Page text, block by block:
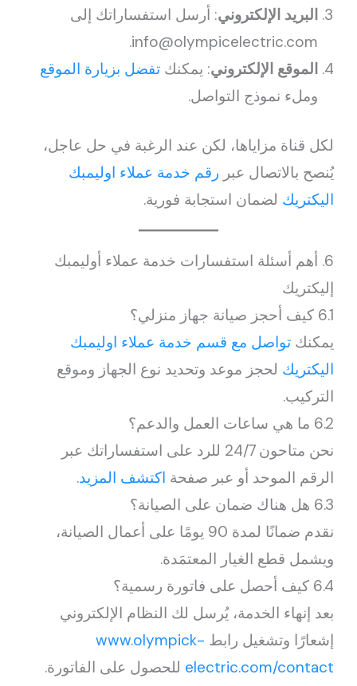
البريد الإلكتروني: أرسل استفساراتك إلى
info@olympicelectric.com.
الموقع الإلكتروني: يمكنكتفضل بزيارة الموقع
وملء نموذج التواصل.
لكل قناة مزاياها، لكن عند الرغبة في حل عاجل،
يُنصح بالاتصال عبر رقم خدمة عملاء اوليمبك
اليكتريك لضمان استجابة فورية.
6. أهم أسئلة استفسارات خدمة عملاء أوليمبك
إليكتريك
6.1 كيف أحجز صيانة جهاز منزلي؟
يمكنكتواصل مع قسم خدمة عملاء اوليمبك
اليكتريك لحجز موعد وتحديد نوع الجهاز وموقع
التركيب.
6.2 ما هي ساعات العمل والدعم؟
نحن متاحون 24/7 للرد على استفساراتك عبر
الرقم الموحد أو عبر صفحة اكتشف المزيد.
6.3 هل هناك ضمان على الصيانة؟
نقدم ضمانًا لمدة 90 يومًا على أعمال الصيانة،
ويشمل قطع الغيار المعتمَدة.
6.4 كيف أحصل على فاتورة رسمية؟
بعد إنهاء الخدمة، يُرسل لك النظام الإلكتروني
إشعارًا وتشغيل رابط www.olympick-
electric.com/contact للحصول على الفاتورة.